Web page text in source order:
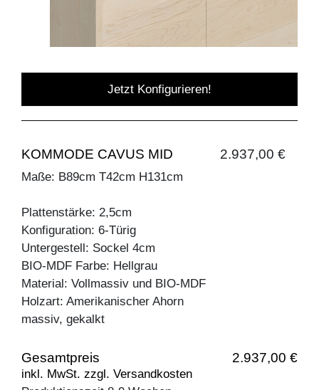
Jetzt Konfigurieren!
KOMMODE CAVUS MID 2.937,00 €
Maße: B89cm T42cm H131cm
Plattenstärke: 2,5cm
Konfiguration: 6-Türig
Untergestell: Sockel 4cm
BIO-MDF Farbe: Hellgrau
Material: Vollmassiv und BIO-MDF
Holzart: Amerikanischer Ahorn
massiv, gekalkt
Gesamtpreis 2.937,00 €
inkl. MwSt. zzgl. Versandkosten